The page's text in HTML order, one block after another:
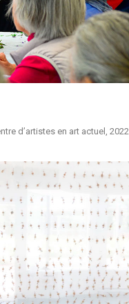
d’artistes en art actuel, 2022